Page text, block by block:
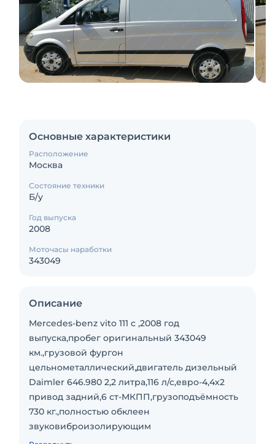
Основные характеристики
Расположение
Москва
Состояние техники
Б/у
Год выпуска
2008
Моточасы наработки
343049
Описание
Mercedes-benz vito 111 c ,2008 год
выпуска,пробег оригинальный 343049
км.,грузовой фургон
цельнометаллический,двигатель дизельный
Daimler 646.980 2,2 литра,116 л/с,евро-4,4х2
привод задний,6 ст-МКПП,грузоподъёмность
730 кг.,полностью обклеен
звуковиброизолирующим
материалом,кондиционер,полный